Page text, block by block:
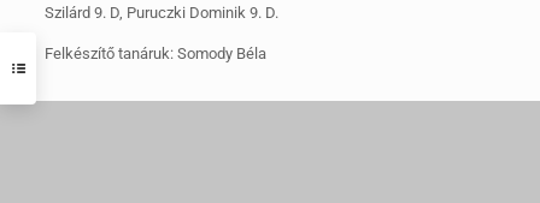
Szilárd 9. D, Puruczki Dominik 9. D.
Felkészítő tanáruk: Somody Béla